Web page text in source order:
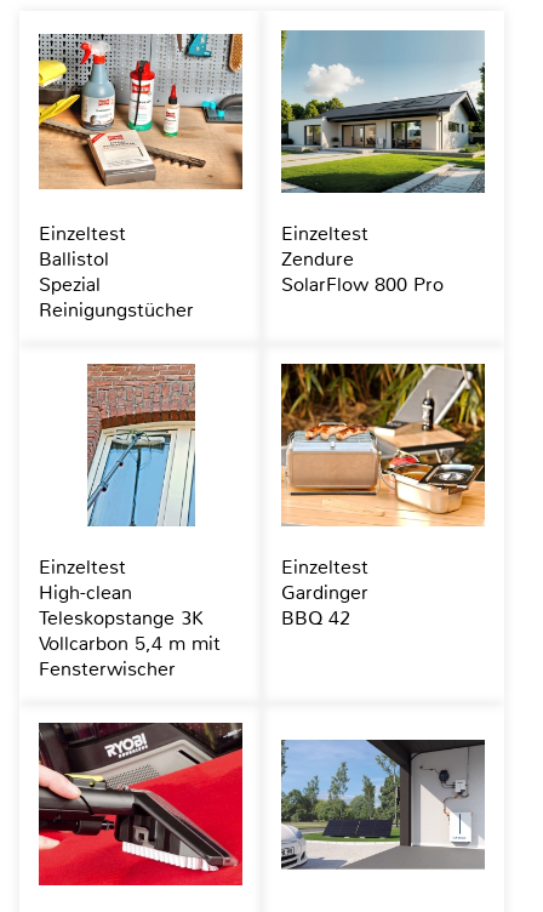
Einzeltest
Ballistol
Spezial
Reinigungstücher
Einzeltest
Zendure
SolarFlow 800 Pro
Einzeltest
High-clean
Teleskopstange 3K
Vollcarbon 5,4 m mit
Fensterwischer
Einzeltest
Gardinger
BBQ 42